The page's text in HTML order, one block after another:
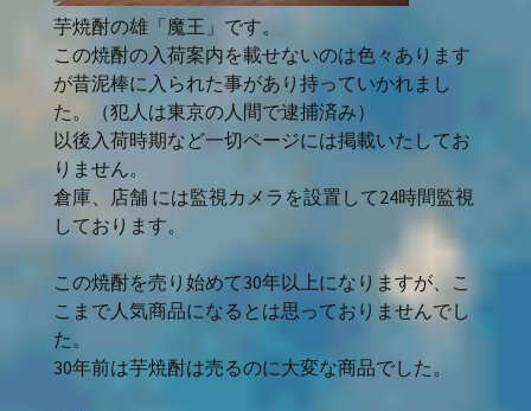
芋焼酎の雄「魔王」です。
この焼酎の入荷案内を載せないのは色々あります
が昔泥棒に入られた事があり持っていかれまし
た。（犯人は東京の人間で逮捕済み）
以後入荷時期など一切ページには掲載いたしてお
りません。
倉庫、店舗 には監視カメラを設置して24時間監視
しております。
この焼酎を売り始めて30年以上になりますが、こ
こまで人気商品になるとは思っておりませんでし
た。
30年前は芋焼酎は売るのに大変な商品でした。